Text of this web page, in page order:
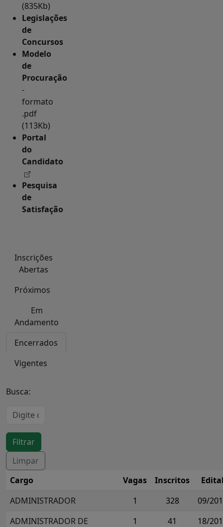
(835Kb)
Legislações
de
Concursos
Modelo
de
Procuração
-
formato
.pdf
(113Kb)
Portal
do
Candidato
Pesquisa
de
Satisfação
Inscrições
Abertas
Próximos
Em
Andamento
Encerrados
Vigentes
Busca:
Cargo Vagas Inscritos
ADMINISTRADOR
1 328
09/
ADMINISTRADOR DE
1 41 18/